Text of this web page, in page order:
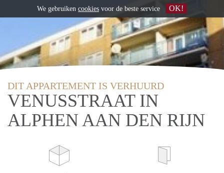
DIT APPARTEMENT IS VERHUURD
VENUSSTRAAT IN
ALPHEN AAN DEN RIJN
We gebruiken cookies voor de beste service OK!